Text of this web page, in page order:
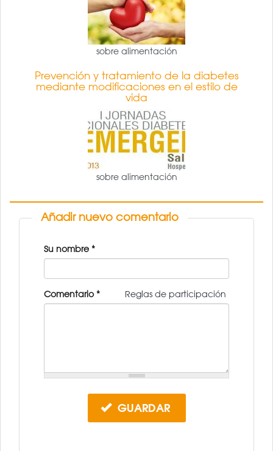
sobre alimentación
Prevención y tratamiento de la diabetes
mediante modificaciones en el estilo de
vida
sobre alimentación
Añadir nuevo comentario
Su nombre *
Reglas de participación
Comentario*
GUARDAR